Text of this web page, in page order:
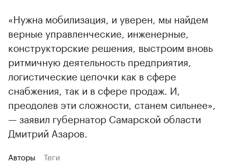
«Нужна мобилизация, и уверен, мы найдем
верные управленческие, инженерные,
конструкторские решения, выстроим вновь
ритмичную деятельность предприятия,
логистические цепочки как в сфере
снабжения, так и в сфере продаж. И,
преодолев эти сложности, станем сильнее»,
— заявил губернатор Самарской области
Дмитрий Азаров.
Авторы Теги